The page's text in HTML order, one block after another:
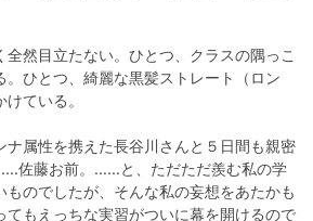
然目立たない。ひとつ、クラスの隅っこ
。ひとつ、綺麗な黒髪ストレート（ロン
ている。
ナ属性を携えた長谷川さんと５日間も親密
佐藤お前。……と、ただただ羨む私の学
ものでしたが、そんな私の妄想をあたかも
てもえっちな実習がついに幕を開けるので